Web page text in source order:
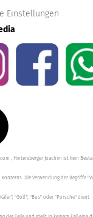
Einstellungen
, Hintersberger Joachim ist kein
Die Verwendung der Begriffe
"Golf", "Bus" oder "Porsche" dient